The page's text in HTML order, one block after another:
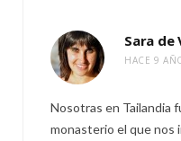
Sara de
HACE 9
Nosotras en Tailandia
monasterio el que nos